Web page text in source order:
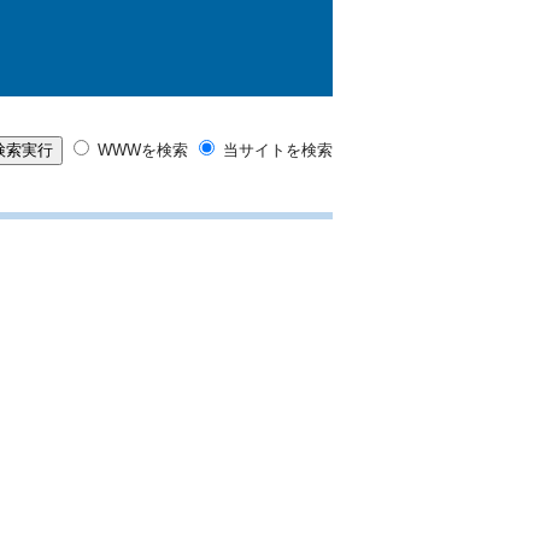
WWWを検索 当サイトを検索